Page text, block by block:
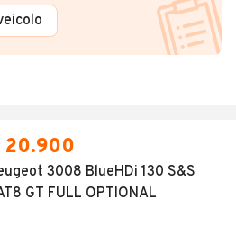
20.900
3008 BlueHDi 130 S&S
GT FULL OPTIONAL